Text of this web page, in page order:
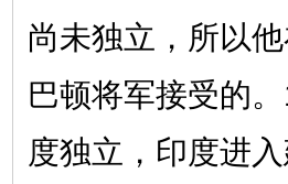
尚未独立，所以
巴顿将军接受的
度独立，印度进